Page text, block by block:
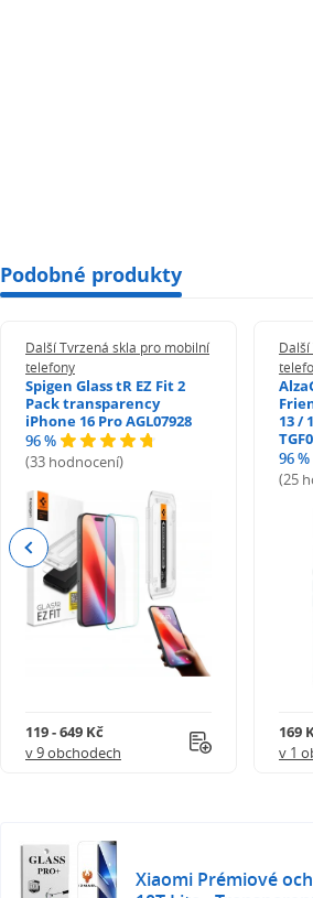
Podobné produkty
Další Tvrzená skla pro mobilní
telefony
Spigen Glass tR EZ Fit 2
Pack transparency
iPhone 16 Pro AGL07928
96 %
(33 hodnocení)
119 - 649 Kč
v 9 obchodech
13 /
96 %
(25
169
v 1
Previous
Xiaomi Prémiové